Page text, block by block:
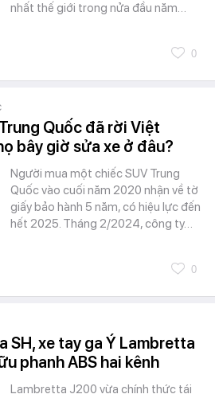
nhất thế giới trong nửa đầu năm…
0
Quốc đã rời Việt
bây giờ sửa xe ở đâu?
Người mua một chiếc SUV Trung
Quốc vào cuối năm 2020 nhận về tờ
giấy bảo hành 5 năm, có hiệu lực đến
hết 2025. Tháng 2/2024, công ty…
0
SH, xe tay ga Ý Lambretta
phanh ABS hai kênh
Lambretta J200 vừa chính thức tái